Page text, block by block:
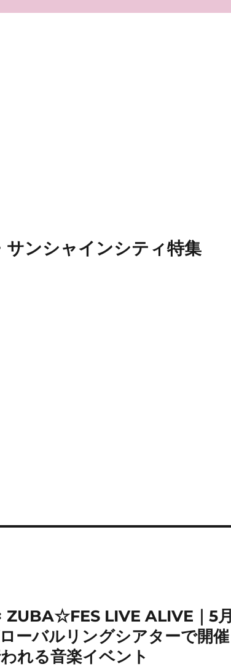
サンシャインシティ特集
LIVE ALIVE｜5
ーバルリングシアターで開
れる音楽イベント